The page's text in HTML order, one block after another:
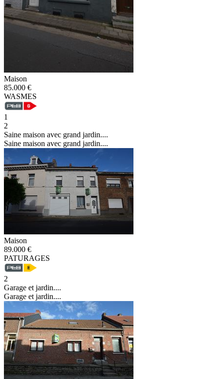
Maison
85.000 €
WASMES
1
2
Saine maison avec grand jardin....
Saine maison avec grand jardin....
Maison
89.000 €
PATURAGES
2
Garage et jardin....
Garage et jardin....